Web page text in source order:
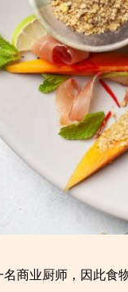
商业厨师，因此食